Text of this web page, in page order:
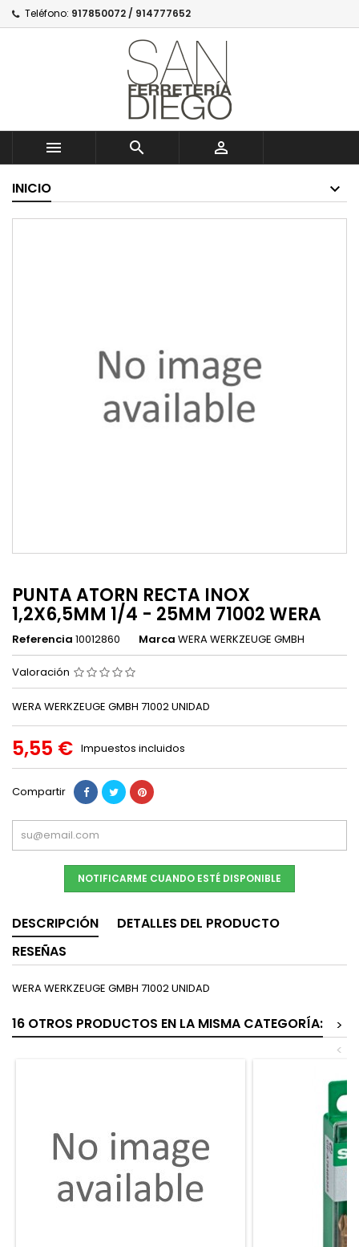
Teléfono: 917850072 / 914777652
  
INICIO
PUNTA ATORN RECTA INOX
1,2X6,5MM 1/4 - 25MM 71002 WERA
Referencia 10012860 Marca WERA WERKZEUGE GMBH
Valoración
WERA WERKZEUGE GMBH 71002 UNIDAD
5,55 € Impuestos incluidos
Compartir
NOTIFICARME CUANDO ESTÉ DISPONIBLE
DESCRIPCIÓN
DETALLES DEL PRODUCTO
RESEÑAS
WERA WERKZEUGE GMBH 71002 UNIDAD
16 OTROS PRODUCTOS EN LA MISMA CATEGORÍA:
>
<